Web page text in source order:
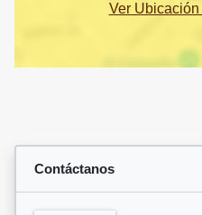
Ver Ubicación
Contáctanos